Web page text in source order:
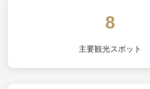
8
主要観光スポット